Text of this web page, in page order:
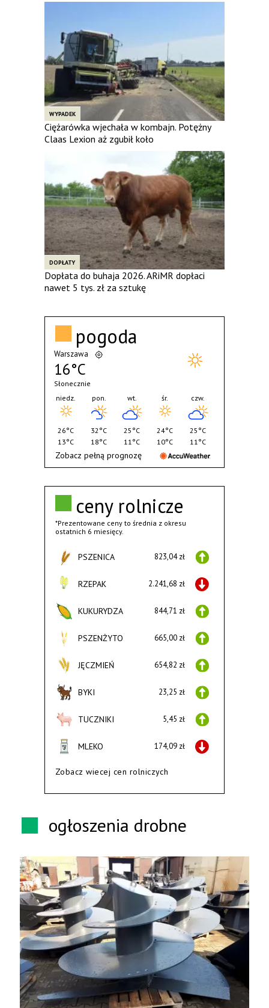
WYPADEK
Ciężarówka wjechała w kombajn. Potężny
Claas Lexion aż zgubił koło
DOPŁATY
Dopłata do buhaja 2026. ARiMR dopłaci
nawet 5 tys. zł za sztukę
ceny rolnicze
*Prezentowane ceny to średnia z okresu
ostatnich 6 miesięcy.
PSZENICA 823,04 zł
RZEPAK 2.241,68 zł
KUKURYDZA 844,71 zł
PSZENŻYTO 665,00 zł
JĘCZMIEŃ 654,82 zł
BYKI 23,25 zł
TUCZNIKI 5,45 zł
MLEKO 174,09 zł
Zobacz wiecej cen rolniczych
pogoda
Warszawa
16°C
Słonecznie
niedz.
26°C
13°C
pon.
32°C
18°C
wt.
25°C
11°C
śr.
24°C
10°C
czw.
25°C
11°C
Zobacz pełną prognozę
ogłoszenia drobne